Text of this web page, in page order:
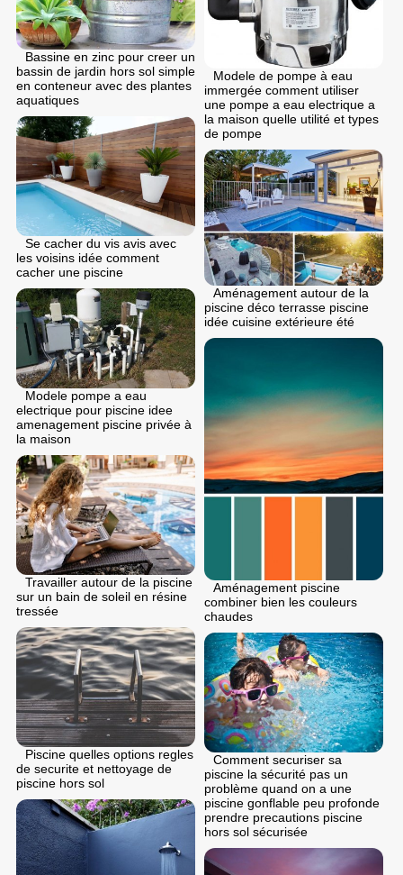
Bassine en zinc pour creer un
bassin de jardin hors sol simple
en conteneur avec des plantes
aquatiques
Modele de pompe à eau
immergée comment utiliser
une pompe a eau electrique a
la maison quelle utilité et types
de pompe
Se cacher du vis avis avec
les voisins idée comment
cacher une piscine
Aménagement autour de la
piscine déco terrasse piscine
idée cuisine extérieure été
Modele pompe a eau
electrique pour piscine idee
amenagement piscine privée à
la maison
Aménagement piscine
combiner bien les couleurs
chaudes
Travailler autour de la piscine
sur un bain de soleil en résine
tressée
Piscine quelles options regles
de securite et nettoyage de
piscine hors sol
Comment securiser sa
piscine la sécurité pas un
problème quand on a une
piscine gonflable peu profonde
prendre precautions piscine
hors sol sécurisée